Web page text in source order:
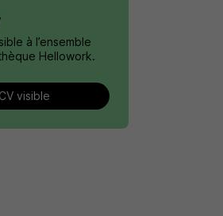
à l’ensemble
Hellowork.
visible